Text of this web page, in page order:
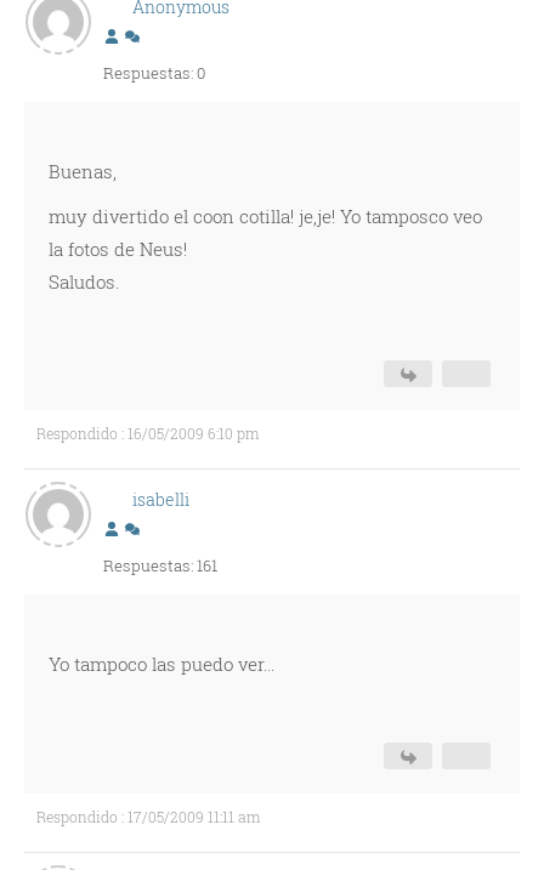
Anonymous
Respuestas: 0
Buenas,
muy divertido el coon cotilla! je,je! Yo tamposco veo
la fotos de Neus!
Saludos.
Respondido : 16/05/2009 6:10 pm
isabelli
Respuestas: 161
Yo tampoco las puedo ver...
Respondido : 17/05/2009 11:11 am